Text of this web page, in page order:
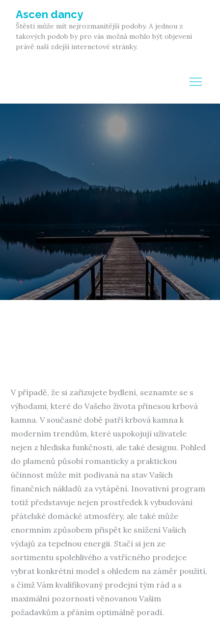
content
Ascen dancy
Štěstí může mít nejrozmanitější podoby. A jednou z
takových podob by pro vás možná mohlo být objevení
právě naší zdejší internetové stránky.
V případě, že si zařizujete bydlení, seznamte se s
výhodami, které do Vašeho života přinesou krbová
kamna. V současné době patříkrbová kamna k
moderním trendům, které uspokojují uživatele
nejen z hlediska funkčnosti, ale také designu. Pohled
do plamenů působí romanticky a praktickou
účinnost může mít podívaná na stav Vašich
finančních nákladů za vytápění. Inovativní program
totiž představuje nejen prostředek k vybudování
přátelské domácké atmosféry, ale také může
enormním způsobem přispět ke snížení Vašich
výdajů za tepelnou energii. Stačí si jen ze
sortimentu spolehlivého a vstřícného prodejce
vybrat konkrétní model s ohledem na záměr použití,
s čímž Vám kvalifikovaný prodejní tým rád a s
maximální pozorností věnovanou Vašim
požadavkům a přáním optimálně poradí.